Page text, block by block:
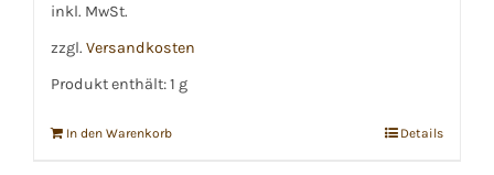
inkl. MwSt.
zzgl. Versandkosten
Produkt enthält: 1 g
In den Warenkorb Details